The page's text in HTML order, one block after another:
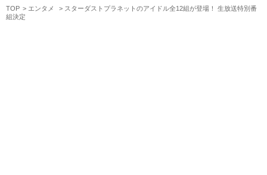
TOP エンタメ
スターダストプラネットのアイドル全12組が登場！ 生放送特別番
組決定